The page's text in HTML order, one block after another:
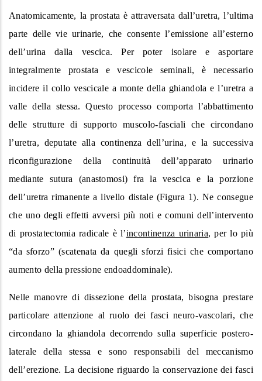
Anatomicamente, la prostata è attraversata dall’uretra, l’ultima
parte delle vie urinarie, che consente l’emissione all’esterno
dell’urina dalla vescica. Per poter isolare e asportare
integralmente prostata e vescicole seminali, è necessario
incidere il collo vescicale a monte della ghiandola e l’uretra a
valle della stessa. Questo processo comporta l’abbattimento
delle strutture di supporto muscolo-fasciali che circondano
l’uretra, deputate alla continenza dell’urina, e la successiva
riconfigurazione della continuità dell’apparato urinario
mediante sutura (anastomosi) fra la vescica e la porzione
dell’uretra rimanente a livello distale (Figura 1). Ne consegue
che uno degli effetti avversi più noti e comuni dell’intervento
di prostatectomia radicale è l’incontinenza urinaria, per lo più
“da sforzo” (scatenata da quegli sforzi fisici che comportano
aumento della pressione endoaddominale).
Nelle manovre di dissezione della prostata, bisogna prestare
particolare attenzione al ruolo dei fasci neuro-vascolari, che
circondano la ghiandola decorrendo sulla superficie postero-
laterale della stessa e sono responsabili del meccanismo
dell’erezione. La decisione riguardo la conservazione dei fasci